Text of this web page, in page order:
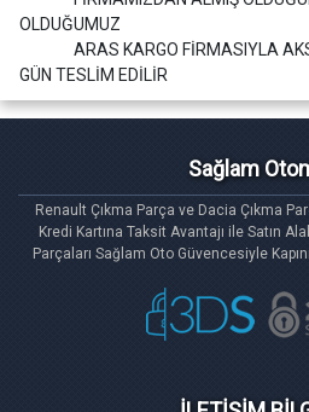
OLDUĞUMUZ
ARAS KARGO FİRMASIYLA
GÜN TESLİM EDİLİR
Sağlam
Renault Çıkma Parça ve Dacia Çıkma
Kredi Kartına Taksit Avantajı ile Satın
Parçaları Sağlam Oto Güvencesiyle